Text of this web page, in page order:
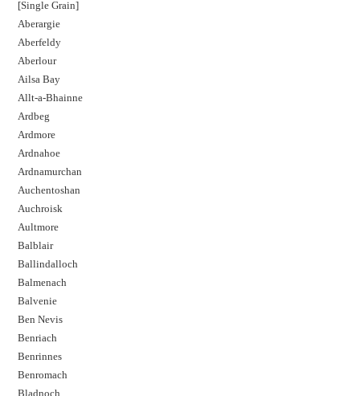
[Single Grain]
Aberargie
Aberfeldy
Aberlour
Ailsa Bay
Allt-a-Bhainne
Ardbeg
Ardmore
Ardnahoe
Ardnamurchan
Auchentoshan
Auchroisk
Aultmore
Balblair
Ballindalloch
Balmenach
Balvenie
Ben Nevis
Benriach
Benrinnes
Benromach
Bladnoch